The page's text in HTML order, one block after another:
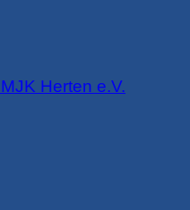
Herten e.V.